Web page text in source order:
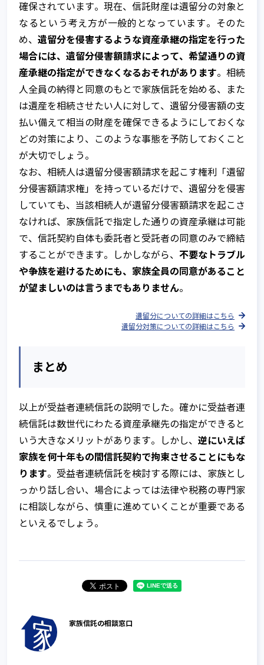
確保されています。現在、信託財産は遺留分の対象と
なるという考え方が一般的となっています。そのた
め、 遺留分を侵害するような資産承継の指定を行った
場合には、遺留分侵害額請求によって、希望通りの資
産承継の指定ができなくなるおそれがあります。相続
人全員の納得と同意のもとで家族信託を始める、また
は遺産を相続させたい人に対して、遺留分侵害額の支
払い備えて相当の財産を確保できるようにしておくな
どの対策により、このような事態を予防しておくこと
が大切でしょう。
なお、相続人は遺留分侵害額請求を起こす権利「遺留
分侵害額請求権」を持っているだけで、遺留分を侵害
していても、当該相続人が遺留分侵害額請求を起こさ
なければ、家族信託で指定した通りの資産承継は可能
で、信託契約自体も委託者と受託者の同意のみで締結
することができます。しかしながら、 不要なトラブル
や争族を避けるためにも、家族全員の同意があること
が望ましいのは言うまでもありません。
遺留分についての詳細はこちら
遺留分対策についての詳細はこちら
まとめ
以上が受益者連続信託の説明でした。確かに受益者連
続信託は数世代にわたる資産承継先の指定ができると
いう大きなメリットがあります。しかし、 逆にいえば
家族を何十年もの間信託契約で拘束させることにもな
ります。受益者連続信託を検討する際には、家族とし
っかり話し合い、場合によっては法律や税務の専門家
に相談しながら、慎重に進めていくことが重要である
といえるでしょう。
家族信託の相談窓口